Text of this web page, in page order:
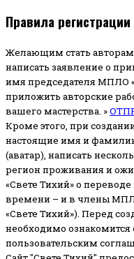
Правила регистрации
Желающим стать
написать заявление о
имя председателя МПЛО
приложить авторские
вашего мастерства. »
Кроме этого, при
настоящие имя и
(аватар), написать
регион проживания и
«Свете Тихий» о
времени – и в члены
«Свете Тихий»). Перед
необходимо
пользовательским